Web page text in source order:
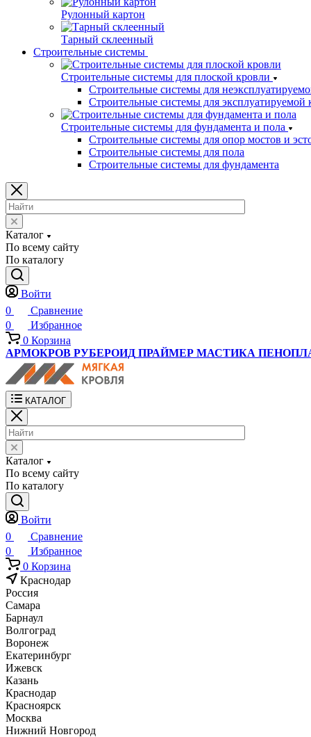
Рулонный картон
Тарный склеенный
Строительные системы
Строительные системы для плоской кровли
Строительные системы для
Строительные системы для эксплуатируемой
Строительные системы для фундамента и пола
Строительные системы для опор мостов и
Строительные системы для пола
Строительные системы для фундамента
Каталог
По всему сайту
По каталогу
Войти
0
Сравнение
0
Избранное
0 Корзина
АРМОКРОВ РУБЕРОИД ПРАЙМЕР МАСТИКА
КАТАЛОГ
Каталог
По всему сайту
По каталогу
Войти
0
Сравнение
0
Избранное
0 Корзина
Краснодар
Россия
Самара
Барнаул
Волгоград
Воронеж
Екатеринбург
Ижевск
Казань
Краснодар
Красноярск
Москва
Нижний Новгород